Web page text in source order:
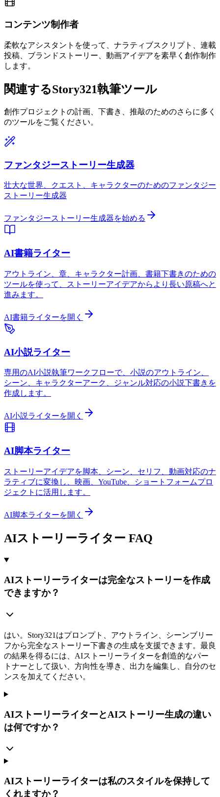
コンテンツ制作者
柔軟なアシスタントを使って、ナラティブスクリプト、連載
投稿、ブランドストーリー、動画アイデアを素早く創作制作
します。
関連するStory321執筆ツール
創作プロジェクトの計画、下書き、推敲のためのさらに多く
のツールをご覧ください。
ファンタジーストーリー生成器
壮大な世界、クエスト、キャラクターのためのファンタジー
ストーリー生成器
ファンタジーストーリー生成器を始める
AI書籍ライター
アウトライン、章、キャラクター計画、書籍下書きのための
ツールを使って、ストーリーアイデアからより長い原稿へと
進みます。
AI書籍ライターを開く
AI小説ライター
専用のAI小説執筆ワークフローで、小説のアウトライン、
シーン、キャラクターアーク、ジャンル対応の小説下書きを
作成します。
AI小説ライターを開く
AI脚本ライター
ストーリーアイデアを脚本、シーン、セリフ、動画対応のナ
ラティブに変換し、映画、YouTube、ショートフォームプロ
ジェクトに活用します。
AI脚本ライターを開く
AIストーリーライター FAQ
AIストーリーライターは完全なストーリーを作成
できますか？
はい。Story321はプロンプト、アウトライン、シーンブリー
フから完全なストーリー下書きの生成を支援できます。最良
の結果を得るには、AIストーリーライターを創造的なパー
トナーとして扱い、方向性を導き、出力を編集し、自分のセ
ンスを加えてください。
AIストーリーライターとAIストーリー生成の違い
は何ですか？
AIストーリーライターは私のスタイルを保持して
くれますか？